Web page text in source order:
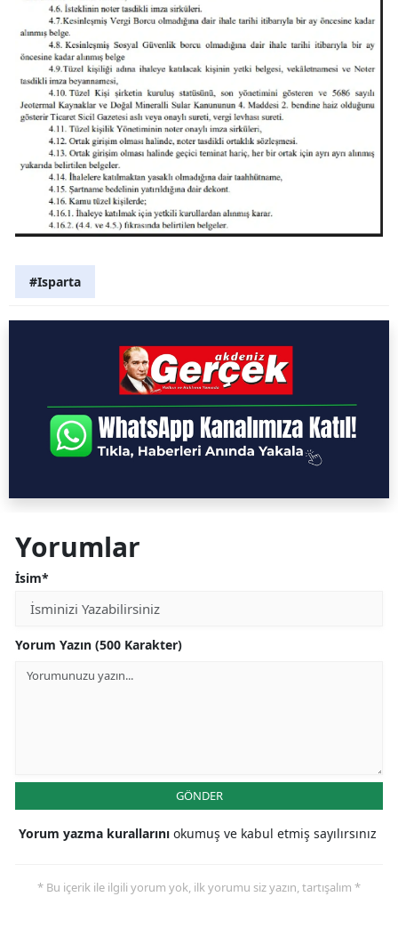
#Isparta
Yorumlar
İsim*
Yorum Yazın (500 Karakter)
GÖNDER
Yorum yazma kurallarını okumuş ve kabul etmiş sayılırsınız
* Bu içerik ile ilgili yorum yok, ilk yorumu siz yazın, tartışalım *